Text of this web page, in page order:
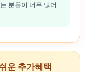
분들이 너무 많더
운 추가혜택